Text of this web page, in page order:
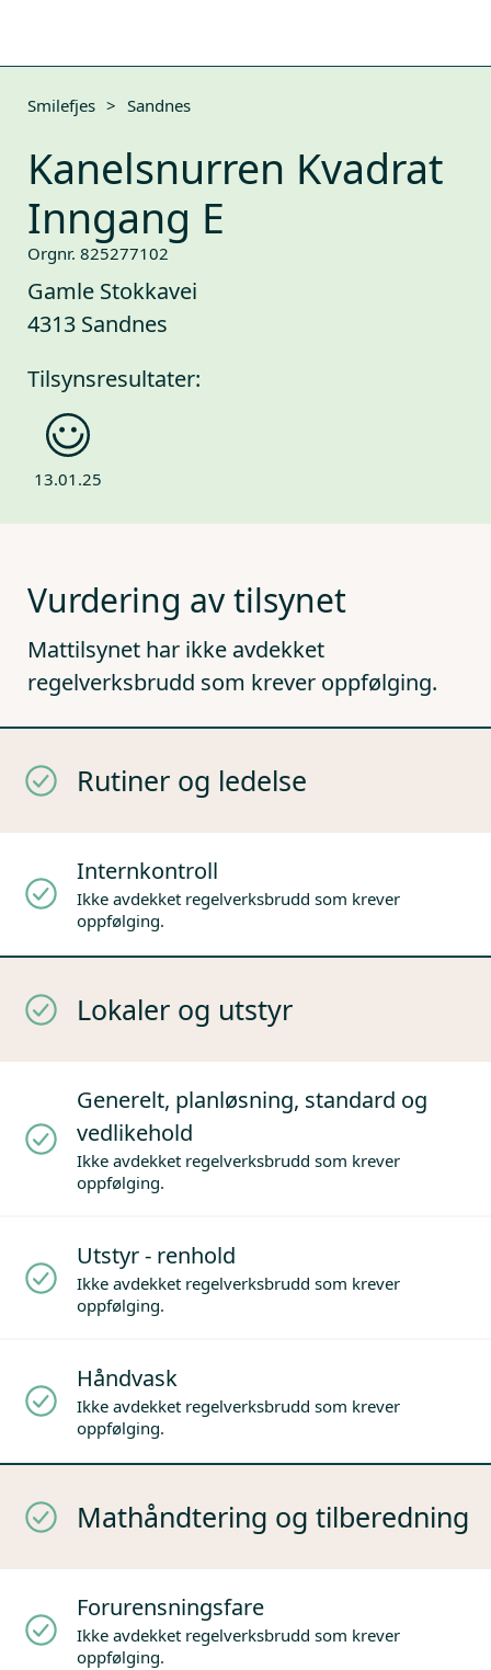
Smilefjes > Sandnes
Kanelsnurren Kvadrat
Inngang E
Orgnr. 825277102
Gamle Stokkavei
4313 Sandnes
Tilsynsresultater:
13.01.25
Vurdering av tilsynet
Mattilsynet har ikke avdekket
regelverksbrudd som krever oppfølging.
Rutiner og ledelse
Internkontroll
Ikke avdekket regelverksbrudd som krever
oppfølging.
Lokaler og utstyr
Generelt, planløsning, standard og
vedlikehold
Ikke avdekket regelverksbrudd som krever
oppfølging.
Utstyr - renhold
Ikke avdekket regelverksbrudd som krever
oppfølging.
Håndvask
Ikke avdekket regelverksbrudd som krever
oppfølging.
Mathåndtering og tilberedning
Forurensningsfare
Ikke avdekket regelverksbrudd som krever
oppfølging.